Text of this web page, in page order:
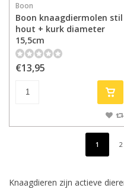
Boon
Boon knaagdiermolen stil
hout + kurk diameter
15,5cm
€13,95
1 2
Knaagdieren zijn actieve